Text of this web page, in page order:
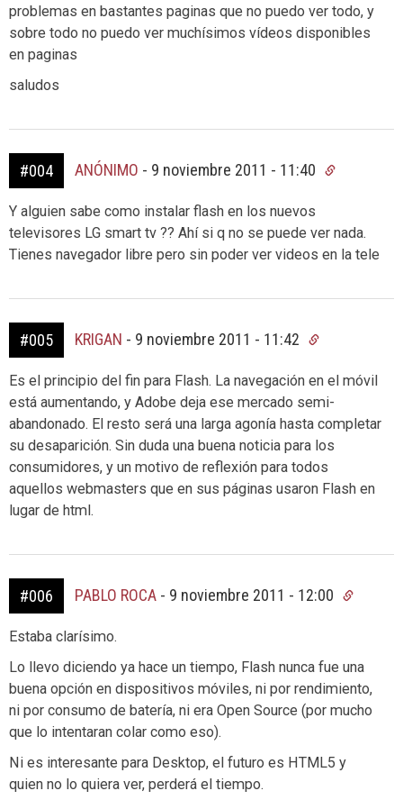
problemas en bastantes paginas que no puedo ver todo, y
sobre todo no puedo ver muchísimos vídeos disponibles
en paginas
saludos
#004 ANÓNIMO - 9 noviembre 2011 - 11:40
Y alguien sabe como instalar flash en los nuevos
televisores LG smart tv ?? Ahí si q no se puede ver nada.
Tienes navegador libre pero sin poder ver videos en la tele
#005 KRIGAN - 9 noviembre 2011 - 11:42
Es el principio del fin para Flash. La navegación en el móvil
está aumentando, y Adobe deja ese mercado semi-
abandonado. El resto será una larga agonía hasta completar
su desaparición. Sin duda una buena noticia para los
consumidores, y un motivo de reflexión para todos
aquellos webmasters que en sus páginas usaron Flash en
lugar de html.
#006 PABLO ROCA - 9 noviembre 2011 - 12:00
Estaba clarísimo.
Lo llevo diciendo ya hace un tiempo, Flash nunca fue una
buena opción en dispositivos móviles, ni por rendimiento,
ni por consumo de batería, ni era Open Source (por mucho
que lo intentaran colar como eso).
Ni es interesante para Desktop, el futuro es HTML5 y
quien no lo quiera ver, perderá el tiempo.